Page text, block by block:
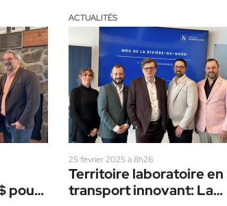
pour
ACTUALITÉS
25 février 2025 à 8h26
Territoire laboratoire en
transport innovant: La